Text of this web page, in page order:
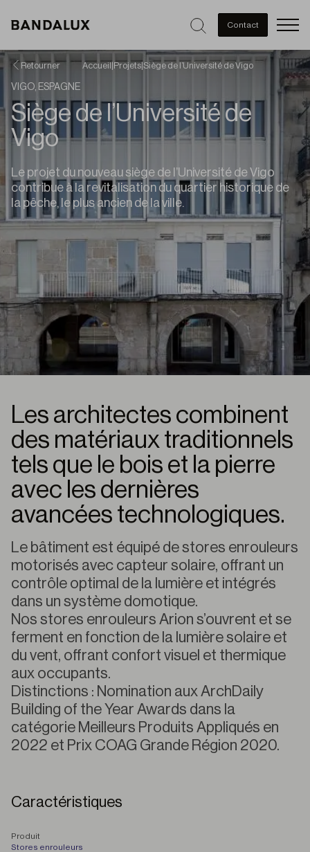
Contact
Retourner Accueil Projets Siège de l’Université de Vigo
VIGO, ESPAGNE
Siège de l’Université de
Vigo
Le projet du nouveau siège de l’Université de Vigo
contribue à la revitalisation du quartier historique de
la pêche, le plus ancien de la ville.
Les architectes combinent
des matériaux traditionnels
tels que le bois et la pierre
avec les dernières
avancées technologiques.
Le bâtiment est équipé de stores enrouleurs
motorisés avec capteur solaire, offrant un
contrôle optimal de la lumière et intégrés
dans un système domotique.
Nos stores enrouleurs Arion s’ouvrent et se
ferment en fonction de la lumière solaire et
du vent, offrant confort visuel et thermique
aux occupants.
Distinctions : Nomination aux ArchDaily
Building of the Year Awards dans la
catégorie Meilleurs Produits Appliqués en
2022 et Prix COAG Grande Région 2020.
Caractéristiques
Produit
Stores enrouleurs